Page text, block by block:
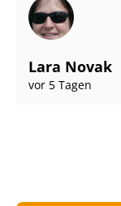
Lara Novak
vor 5 Tagen